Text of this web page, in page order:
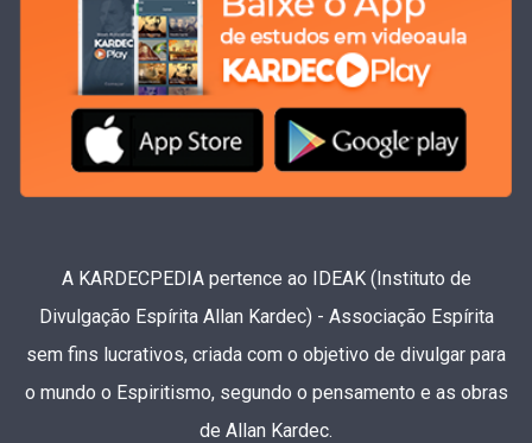
A KARDECPEDIA pertence ao IDEAK (Instituto de
Divulgação Espírita Allan Kardec) - Associação Espírita
sem fins lucrativos, criada com o objetivo de divulgar para
o mundo o Espiritismo, segundo o pensamento e as obras
de Allan Kardec.